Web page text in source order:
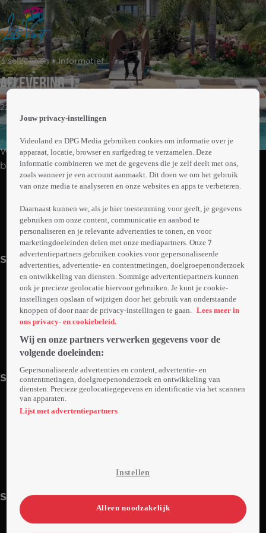
page
3 seizoenen • Informatief
Aflevering 1
22min
We nemen je mee naar de meest betoverende
bestemmingen over de hele wereld. Ontdek nieuwe
culturen, ervaar lokale tradities en laat je inspireren door
adembenemende landschappen.
Abonneren op Videoland
Meer
Seizoen 3
1. Aflevering 1
Seizoen 4
2. Aflevering 2
Seizoen 5
Jouw privacy-instellingen
Videoland en DPG Media gebruiken cookies om informatie over je
apparaat, locatie, browser en surfgedrag te verzamelen. Deze
informatie combineren we met de gegevens die je zelf deelt met ons,
zoals wanneer je een account aanmaakt. Dit doen we om het gebruik
van onze media te analyseren en onze websites en apps te verbeteren.
Daarnaast kunnen we, als je hier toestemming voor geeft, je gegevens
gebruiken om onze content, communicatie en aanbod te
personaliseren en je relevante advertenties te tonen, en voor
marketingdoeleinden delen met onze mediapartners. Onze7
advertentiepartners gebruiken cookies voor gepersonaliseerde
advertenties, advertentie- en contentmetingen, doelgroepenonderzoek
en ontwikkeling van diensten. Sommige advertentiepartners kunnen
ook je precieze geolocatie hiervoor gebruiken. Je kunt je cookie-
instellingen opslaan of wijzigen door het gebruik van onderstaande
knoppen of door naar de privacy-instellingen te gaan. Lees meer in
ons privacy- en cookiebeleid.
Wij en onze partners verwerken gegevens voor de
volgende doeleinden:
Gepersonaliseerde advertenties en content, advertentie- en
contentmetingen, doelgroepenonderzoek en ontwikkeling van
diensten. Precieze geolocatiegegevens en identificatie via het scannen
van apparaten.
Lijst met advertentiepartners
Instellen
Alleen noodzakelijk